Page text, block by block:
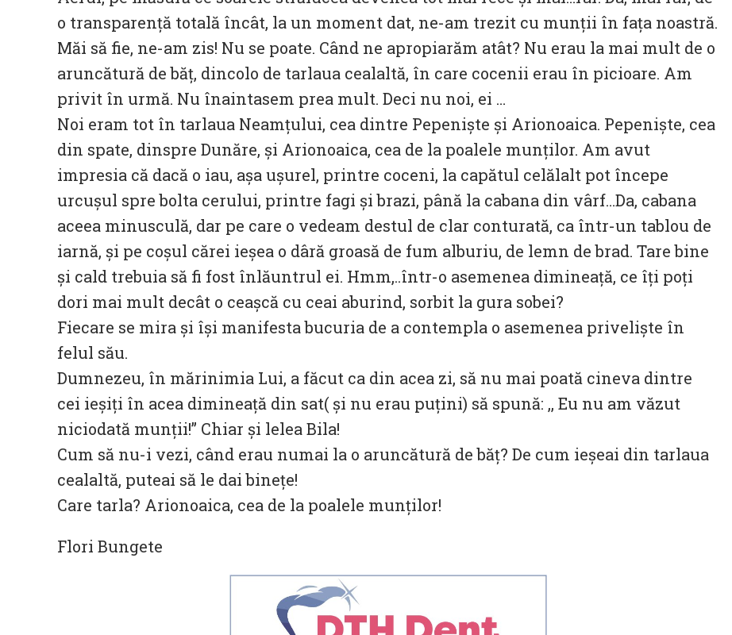
o transparență totală încât, la un moment dat, ne-am trezit cu munții în fața noastră.
Măi să fie, ne-am zis! Nu se poate. Când ne apropiarăm atât? Nu erau la mai mult de o
aruncătură de băț, dincolo de tarlaua cealaltă, în care cocenii erau în picioare. Am
privit în urmă. Nu înaintasem prea mult. Deci nu noi, ei …
Noi eram tot în tarlaua Neamțului, cea dintre Pepeniște și Arionoaica. Pepeniște, cea
din spate, dinspre Dunăre, și Arionoaica, cea de la poalele munților. Am avut
impresia că dacă o iau, așa ușurel, printre coceni, la capătul celălalt pot începe
urcușul spre bolta cerului, printre fagi și brazi, până la cabana din vârf…Da, cabana
aceea minusculă, dar pe care o vedeam destul de clar conturată, ca într-un tablou de
iarnă, și pe coșul cărei ieșea o dâră groasă de fum alburiu, de lemn de brad. Tare bine
și cald trebuia să fi fost înlăuntrul ei. Hmm,..într-o asemenea dimineață, ce îți poți
dori mai mult decât o ceașcă cu ceai aburind, sorbit la gura sobei?
Fiecare se mira și își manifesta bucuria de a contempla o asemenea priveliște în
felul său.
Dumnezeu, în mărinimia Lui, a făcut ca din acea zi, să nu mai poată cineva dintre
cei ieșiți în acea dimineață din sat( și nu erau puțini) să spună: ,, Eu nu am văzut
niciodată munții!” Chiar și lelea Bila!
Cum să nu-i vezi, când erau numai la o aruncătură de băț? De cum ieșeai din tarlaua
cealaltă, puteai să le dai binețe!
Care tarla? Arionoaica, cea de la poalele munților!
Flori Bungete